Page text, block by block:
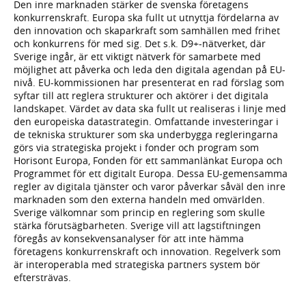
Den inre marknaden stärker de svenska företagens
konkurrenskraft. Europa ska fullt ut utnyttja fördelarna av
den innovation och skaparkraft som samhällen med frihet
och konkurrens för med sig. Det s.k. D9+-nätverket, där
Sverige ingår, är ett viktigt nätverk för samarbete med
möjlighet att påverka och leda den digitala agendan på EU-
nivå. EU-kommissionen har presenterat en rad förslag som
syftar till att reglera strukturer och aktörer i det digitala
landskapet. Värdet av data ska fullt ut realiseras i linje med
den europeiska datastrategin. Omfattande investeringar i
de tekniska strukturer som ska underbygga regleringarna
görs via strategiska projekt i fonder och program som
Horisont Europa, Fonden för ett sammanlänkat Europa och
Programmet för ett digitalt Europa. Dessa EU-gemensamma
regler av digitala tjänster och varor påverkar såväl den inre
marknaden som den externa handeln med omvärlden.
Sverige välkomnar som princip en reglering som skulle
stärka förutsägbarheten. Sverige vill att lagstiftningen
föregås av konsekvensanalyser för att inte hämma
företagens konkurrenskraft och innovation. Regelverk som
är interoperabla med strategiska partners system bör
eftersträvas.